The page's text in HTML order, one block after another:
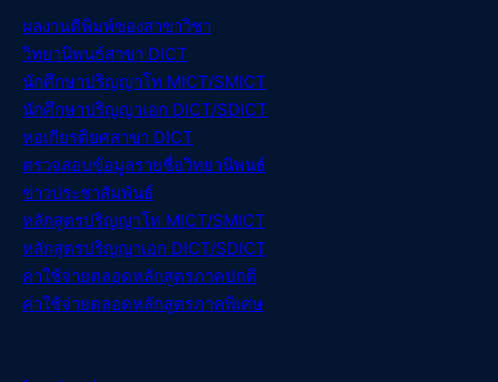
ผลงานตีพิมพ์ของสาขาวิชา
วิทยานิพนธ์สาขา DICT
นักศึกษาปริญญาโท MICT/SMICT
นักศึกษาปริญญาเอก DICT/SDICT
หอเกียรติยศสาขา DICT
ตรวจสอบข้อมูลรายชื่อวิทยานิพนธ์
ข่าวประชาสัมพันธ์
หลักสูตรปริญญาโท MICT/SMICT
หลักสูตรปริญญาเอก DICT/SDICT
ค่าใช้จ่ายตลอดหลักสูตรภาคปกติ
ค่าใช้จ่ายตลอดหลักสูตรภาคพิเศษ